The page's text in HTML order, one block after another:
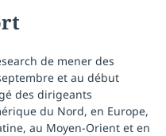
de mener des
et au début
des dirigeants
du Nord, en Europe,
au Moyen-Orient et en